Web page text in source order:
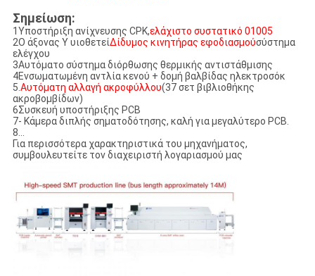
Σημείωση:
1Υποστήριξη ανίχνευσης CPK,ελάχιστο συστατικό 01005
2Ο άξονας Y υιοθετείΔίδυμος κινητήρας εφοδιασμούσύστημα
ελέγχου
3Αυτόματο σύστημα διόρθωσης θερμικής αντιστάθμισης
4Ενσωματωμένη αντλία κενού + δομή βαλβίδας ηλεκτροσόκ
5.Αυτόματη αλλαγή ακροφύλλου(37 σετ βιβλιοθήκης
ακροβομβίδων)
6Συσκευή υποστήριξης PCB
7- Κάμερα διπλής σηματοδότησης, καλή για μεγαλύτερο PCB.
8...
Για περισσότερα χαρακτηριστικά του μηχανήματος,
συμβουλευτείτε τον διαχειριστή λογαριασμού μας